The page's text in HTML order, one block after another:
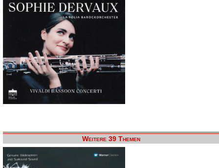
Weitere 39 Themen